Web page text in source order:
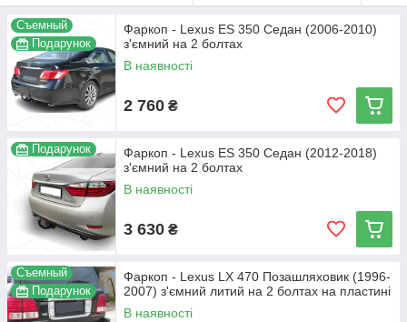
Съемный
Подарунок
Фаркоп - Lexus ES 350 Седан (2006-2010)
з'ємний на 2 болтах
В наявності
2 760 ₴
Подарунок
Фаркоп - Lexus ES 350 Седан (2012-2018)
з'ємний на 2 болтах
В наявності
3 630 ₴
Съемный
Подарунок
Фаркоп - Lexus LX 470 Позашляховик (1996-
2007) з'ємний литий на 2 болтах на пластині
В наявності